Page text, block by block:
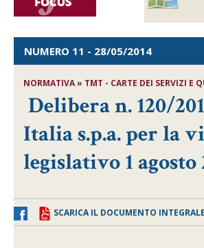
NUMERO 11 - 28/05/2014
NORMATIVA » TMT - CARTE DEI SERVIZI E
Delibera n. 120/
Italia s.p.a. per la
legislativo 1 agosto
SCARICA IL DOCUMENTO INTEGRALE